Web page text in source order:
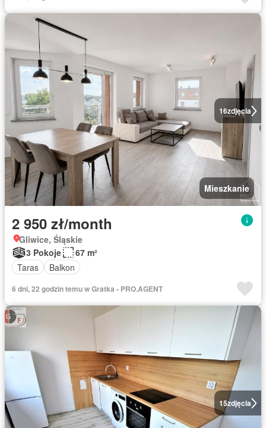
16zdjęcia
Mieszkanie
2 950 zł/month
Gliwice, Śląskie
3 Pokoje
67 m²
Taras
Balkon
6 dni, 22 godzin temu w Gratka - PRO.AGENT
15zdjęcia